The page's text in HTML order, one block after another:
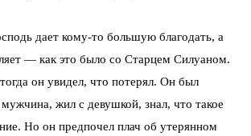
дает кому-то большую благодать, а
— как это было со Старцем Силуаном.
он увидел, что потерял. Он был
жил с девушкой, знал, что такое
Но он предпочел плач об утерянном